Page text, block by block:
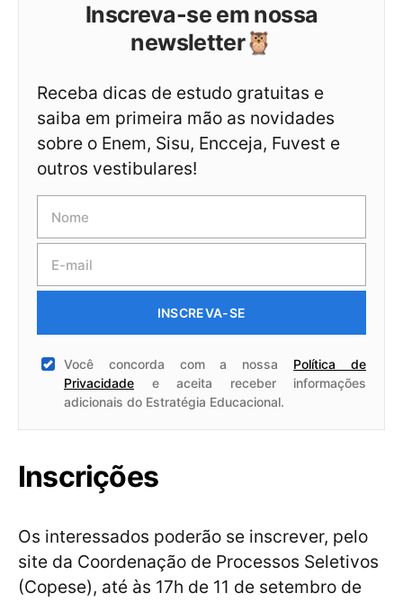
Inscreva-se em nossa
newsletter🦉
Receba dicas de estudo gratuitas e
saiba em primeira mão as novidades
sobre o Enem, Sisu, Encceja, Fuvest e
outros vestibulares!
INSCREVA-SE
Você concorda com a nossa Política de
Privacidade e aceita receber informações
adicionais do Estratégia Educacional.
Inscrições
Os interessados poderão se inscrever, pelo
site da Coordenação de Processos Seletivos
(Copese), até às 17h de 11 de setembro de